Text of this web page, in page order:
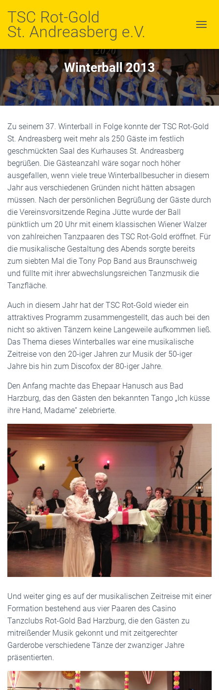
TSC Rot-Gold
St. Andreasberg e.V.
V
A
I
O
U
E
Winterball 2013
Zu seinem 37. Winterball in Folge konnte der TSC Rot-Gold
St. Andreasberg weit mehr als 250 Gäste im festlich
geschmückten Saal des Kurhauses St. Andreasberg
begrüßen. Die Gästeanzahl wäre sogar noch höher
ausgefallen, wenn viele treue Winterballbesucher in diesem
Jahr aus verschiedenen Gründen nicht hätten absagen
müssen. Nach der persönlichen Begrüßung der Gäste durch
die Vereinsvorsitzende Regina Jütte wurde der Ball
pünktlich um 20 Uhr mit einem klassischen Wiener Walzer
von zahlreichen Tanzpaaren des TSC Rot-Gold eröffnet. Für
die musikalische Gestaltung des Abends sorgte bereits
zum siebten Mal die Tony Pop Band aus Braunschweig
und füllte mit ihrer abwechslungsreichen Tanzmusik die
Tanzfläche.
Auch in diesem Jahr hat der TSC Rot-Gold wieder ein
attraktives Programm zusammengestellt, das auch bei den
nicht so aktiven Tänzern keine Langeweile aufkommen ließ.
Das Thema dieses Winterballes war eine musikalische
Zeitreise von den 20-iger Jahren zur Musik der 50-iger
Jahre bis hin zum Discofox der 80-iger Jahre.
Den Anfang machte das Ehepaar Hanusch aus Bad
Harzburg, das den Gästen den bekannten Tango „Ich küsse
ihre Hand, Madame“ zelebrierte.
Und weiter ging es auf der musikalischen Zeitreise mit einer
Formation bestehend aus vier Paaren des Casino
Tanzclubs Rot-Gold Bad Harzburg, die den Gästen zu
mitreißender Musik gekonnt und mit zeitgerechter
Garderobe verschiedene Tänze der zwanziger Jahre
präsentierten.